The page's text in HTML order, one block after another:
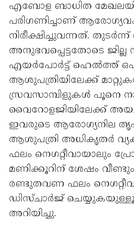
എബോള ബാധിത
പരിഗണിച്ചാണ്
നിരീക്ഷിച്ചുവന്നത്.
അനുഭവപ്പെട്ടതോടെ
എയർപോർട്ട് ഹെൽത്ത്
ആശുപത്രിയിലേക്ക്
സ്രവസാമ്പിളുകൾ പൂനെ
വൈറോളജിയിലേക്ക്
ഇവരുടെ ആരോഗ്യനില
ആശുപത്രി അധികൃതർ
ഫലം നെഗറ്റീവായാലും
മണിക്കൂറിന് ശേഷം
രണ്ടുതവണ ഫലം
ഡിസ്ചാർജ്
അറിയിച്ചു.